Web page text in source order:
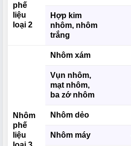
phế
liệu
loại 2
Hợp kim
nhôm, nhôm
trắng
Nhôm
phế
liệu
Nhôm xám
Vụn nhôm,
mạt nhôm,
ba zớ nhôm
Nhôm dẻo
Nhôm máy